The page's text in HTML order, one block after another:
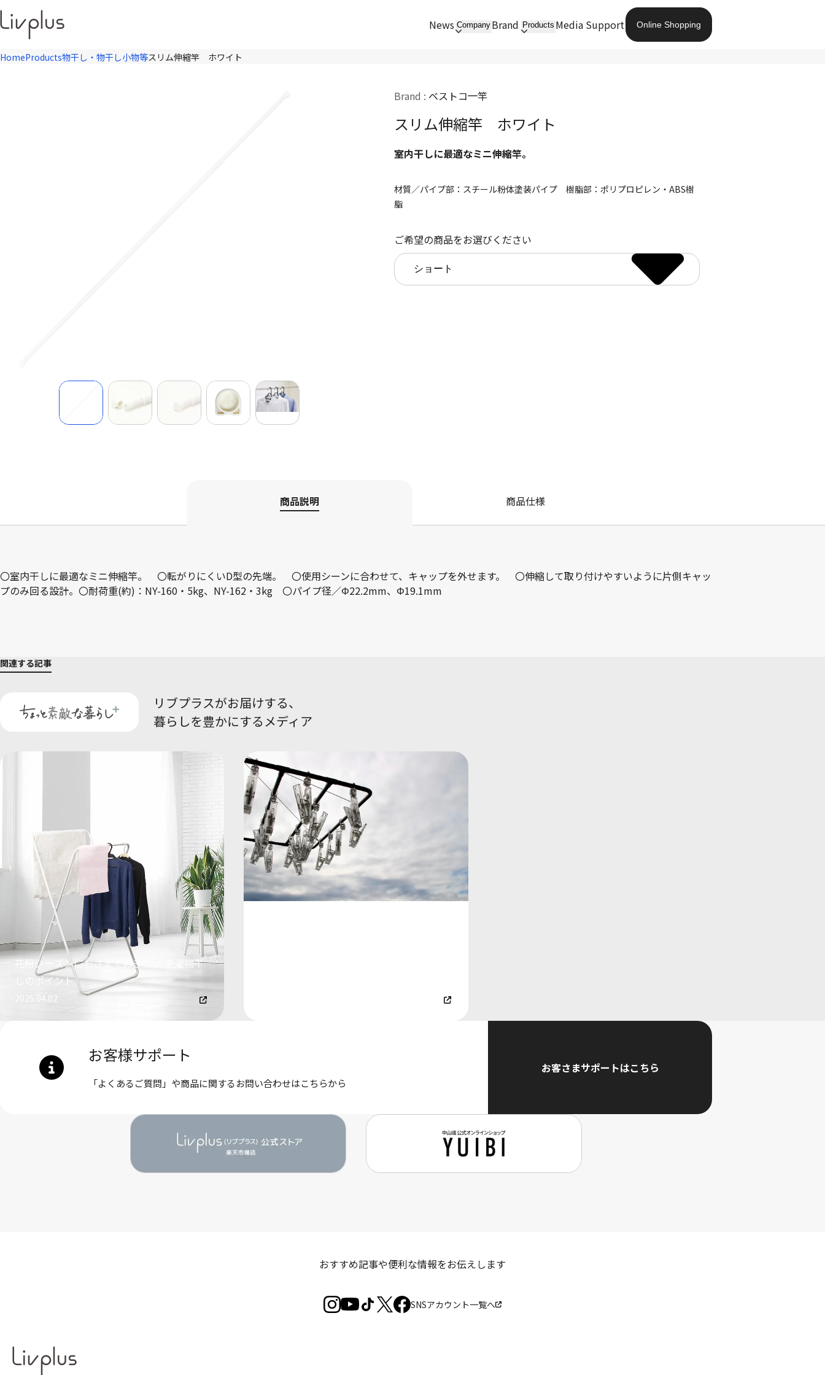
News Company Brand Products Media Support Online Shopping
HomeProducts物干し・物干し小物等スリム伸縮竿 ホワイト
Brand : ベストコ 竿
スリム伸縮竿 ホワイト
室内干しに最適なミニ伸縮竿。
材質／パイプ部：スチール粉体塗装パイプ 樹脂部：ポリプロピレン・ABS樹
脂
ご希望の商品をお選びください
商品説明 商品仕様
〇室内干しに最適なミニ伸縮竿。 〇転がりにくいD型の先端。 〇使用シーンに合わせて、キャップを外せます。 〇伸縮して取り付けやすいように片側キャッ
プのみ回る設計。〇耐荷重(約)：NY-160・5kg、NY-162・3kg 〇パイプ径／Φ22.2mm、Φ19.1mm
関連する記事
リブプラスがお届けする、
暮らしを豊かにするメディア
花粉シーズンにおさえておきたい 洗濯物干
しのポイント
2025.04.02
お客様サポート
「よくあるご質問」や商品に関するお問い合わせはこちらから
お客さまサポートはこちら
おすすめ記事や便利な情報をお伝えします
SNSアカウント一覧へ